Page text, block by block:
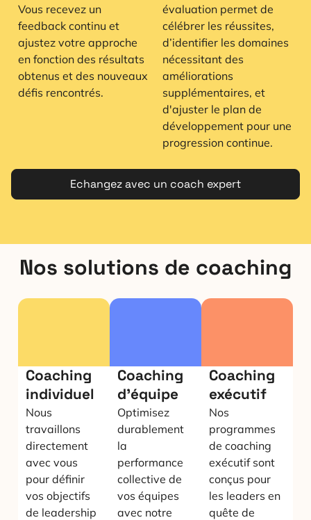
Vous recevez un
feedback continu et
ajustez votre approche
en fonction des résultats
obtenus et des nouveaux
défis rencontrés.
évaluation permet de
célébrer les réussites,
d’identifier les domaines
nécessitant des
améliorations
supplémentaires, et
d'ajuster le plan de
développement pour une
progression continue.
Echangez avec un coach expert
Nos solutions de coaching
Coaching
individuel
Nous
travaillons
directement
avec vous
pour définir
vos objectifs
de leadership
Coaching
d'équipe
Optimisez
durablement
la
performance
collective de
vos équipes
avec notre
Coaching
exécutif
Nos
programmes
de coaching
exécutif sont
conçus pour
les leaders en
quête de